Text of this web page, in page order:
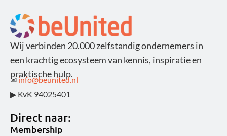
Wij verbinden 20.000 zelfstandig ondernemers in
een krachtig ecosysteem van kennis, inspiratie en
praktische hulp.
✉ info@beunited.nl
▶ KvK 94025401
Direct naar:
Membership